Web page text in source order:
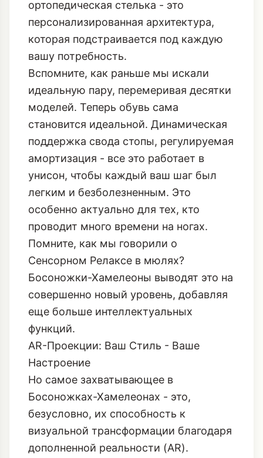
ортопедическая стелька - это
персонализированная архитектура,
которая подстраивается под каждую
вашу потребность.
Вспомните, как раньше мы искали
идеальную пару, перемеривая десятки
моделей. Теперь обувь сама
становится идеальной. Динамическая
поддержка свода стопы, регулируемая
амортизация - все это работает в
унисон, чтобы каждый ваш шаг был
легким и безболезненным. Это
особенно актуально для тех, кто
проводит много времени на ногах.
Помните, как мы говорили о
Сенсорном Релаксе в мюлях?
Босоножки-Хамелеоны выводят это на
совершенно новый уровень, добавляя
еще больше интеллектуальных
функций.
AR-Проекции: Ваш Стиль - Ваше
Настроение
Но самое захватывающее в
Босоножках-Хамелеонах - это,
безусловно, их способность к
визуальной трансформации благодаря
дополненной реальности (AR).